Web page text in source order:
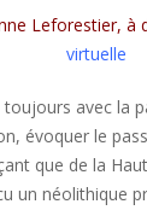
Leforestier, à
virtuelle
avec la
évoquer le
que de la
un néolithique